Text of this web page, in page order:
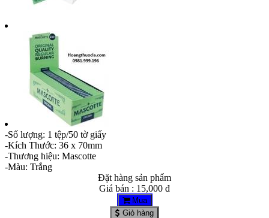
-Số lượng: 1 tệp/50 tờ giấy
-Kích Thước: 36 x 70mm
-Thương hiệu: Mascotte
-Màu: Trắng
Đặt hàng sản phẩm
Giá bán : 15,000 đ
Mua
Giỏ hàng